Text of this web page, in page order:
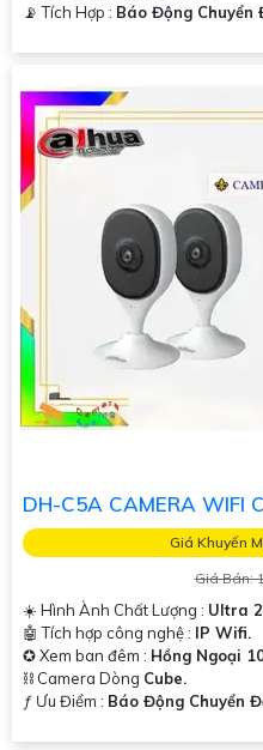
️📡 Tích Hợp : Báo Động Chuyển
DH-C5A CAMERA WIFI
Giá Khuyến
Giá Bán:
☀️ Hình Ành Chất Lượng : Ultra
🤖️ Tích hợp công nghệ : IP Wifi.
✪ Xem ban đêm : Hồng Ngoại
⛓ Camera Dòng Cube.
️ƒ Ưu Điểm : Báo Động Chuyển